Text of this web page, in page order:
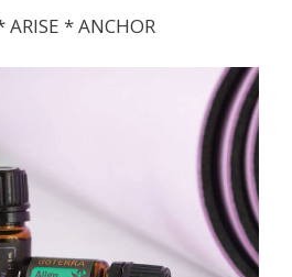
ARISE * ANCHOR